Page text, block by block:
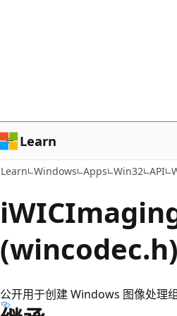
容
Learn
Learn Windows Apps Win32 API
(wincodec.h)
公开用于创建 Windows 图像处理